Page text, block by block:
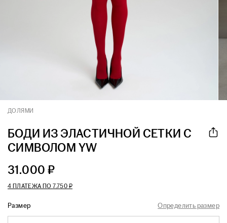
ДОЛЯМИ
БОДИ ИЗ ЭЛАСТИЧНОЙ СЕТКИ С
СИМВОЛОМ YW
31.000 ₽
4 ПЛАТЕЖА ПО7.750 ₽
Размер Определить размер